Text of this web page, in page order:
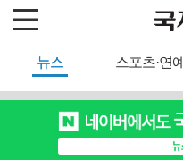
뉴스 스포츠·연예